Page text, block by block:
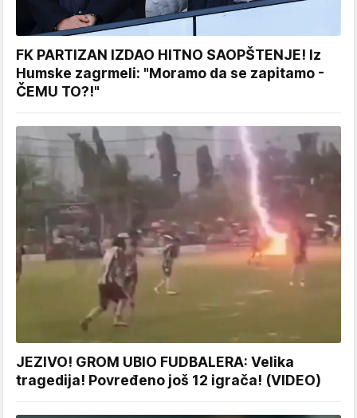
FK PARTIZAN IZDAO HITNO SAOPŠTENJE! Iz
Humske zagrmeli: "Moramo da se zapitamo -
ČEMU TO?!"
JEZIVO! GROM UBIO FUDBALERA: Velika
tragedija! Povređeno još 12 igrača! (VIDEO)